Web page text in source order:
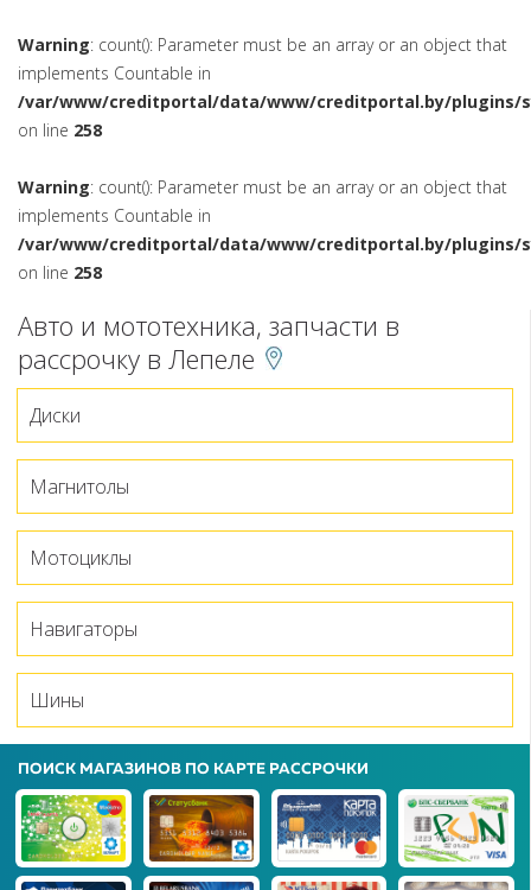
Warning: count(): Parameter must be an array or an object that
implements Countable in
/var/www/creditportal/data/www/creditportal.by/plugins/
on line 258
Warning: count(): Parameter must be an array or an object that
implements Countable in
/var/www/creditportal/data/www/creditportal.by/plugins/
on line 258
Авто и мототехника, запчасти в
рассрочку в Лепеле
Диски
Магнитолы
Мотоциклы
Навигаторы
Шины
ПОИСК МАГАЗИНОВ ПО КАРТЕ РАССРОЧКИ